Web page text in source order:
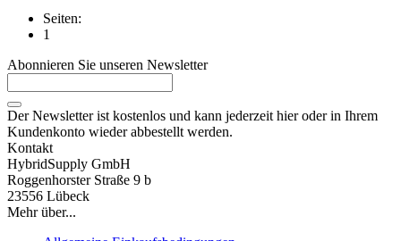
Seiten:
1
Abonnieren Sie unseren Newsletter
Der Newsletter ist kostenlos und kann jederzeit hier oder in Ihrem
Kundenkonto wieder abbestellt werden.
Kontakt
HybridSupply GmbH
Roggenhorster Straße 9 b
23556 Lübeck
Mehr über...